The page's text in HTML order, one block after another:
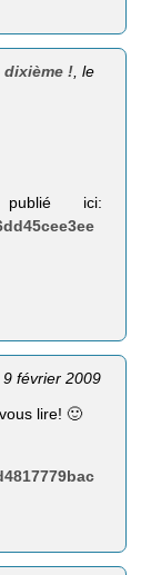
dixième ! , le
ici:
9 février 2009
lire! 🙂